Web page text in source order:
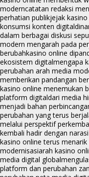
moderncatatan redaksi
perhatian publikjejak
konsumsi konten digital
dalam berbagai diskusi
modern mengarah pada
berubahkasino online
ekosistem digitalmengapa
perubahan arah media
memberikan pandangan
kasino online menemukan
platform digitaldari media
menjadi bahan
perubahan yang terus
melalui perspektif
kembali hadir dengan
kasino online terus
modernisasiarah kasino
media digital global
platform dan perubahan